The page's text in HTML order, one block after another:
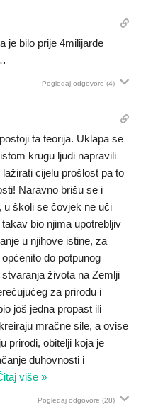
je bilo prije 4milijarde
Pogledaj odgovore (4)
ta teorija. Uklapa se
krugu ljudi napravili
cijelu prošlost pa to
Naravno brišu se i
u školi se čovjek ne uči
bio njima upotrebljiv
u njihove istine, za
do potpunog
života na Zemlji
za prirodu i
još jedna propast ili
mračne sile, a ovise
prirodi, obitelji koja je
duhovnosti i
više »
Pogledaj odgovore (28)